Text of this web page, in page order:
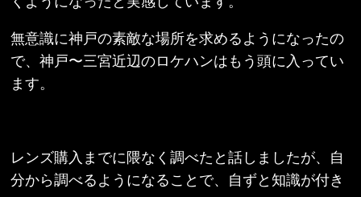
無意識に神戸の素敵な場所を求めるようになったの
で、神戸〜三宮近辺のロケハンはもう頭に入ってい
ます。
レンズ購入までに隈なく調べたと話しましたが、自
分から調べるようになることで、自ずと知識が付き